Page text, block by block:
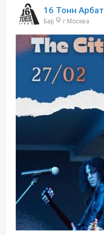
16 Тонн Арбат
Бар г Москва